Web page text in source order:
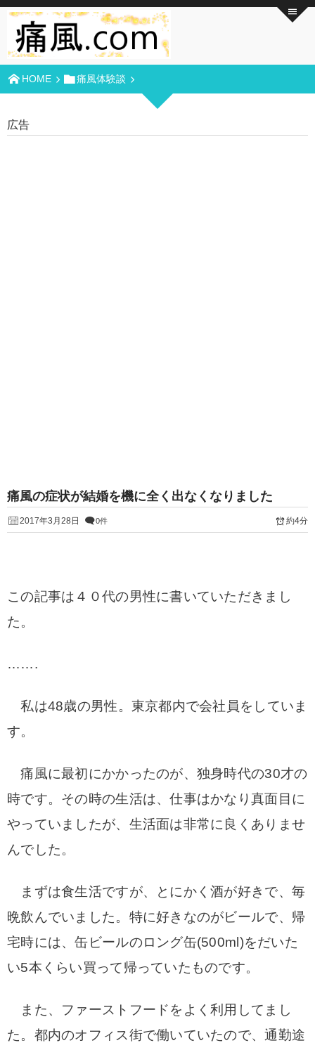
HOME 痛風体験談
広告
痛風の症状が結婚を機に全く出なくなりました
2017年3月28日 0件 約4分
この記事は４０代の男性に書いていただきまし
た。
…….
私は48歳の男性。東京都内で会社員をしていま
す。
痛風に最初にかかったのが、独身時代の30才の
時です。 その時の生活は、仕事はかなり真面目に
やっていましたが、生活面は非常に良くありませ
んでした。
まずは食生活ですが、とにかく酒が好きで、毎
晩飲んでいました。特に好きなのがビールで、帰
宅時には、缶ビールのロング缶(500ml)をだいた
い5本くらい買って帰っていたものです。
また、ファーストフードをよく利用してまし
た。都内のオフィス街で働いていたので、通勤途